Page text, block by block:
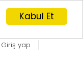
Kabul Et
Giriş yap